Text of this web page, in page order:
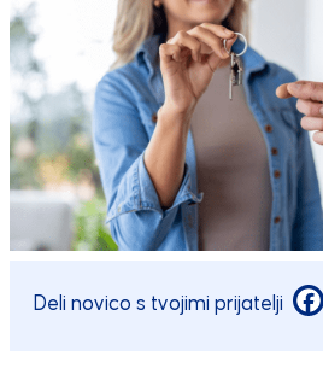
Deli novico s tvojimi prijatelji